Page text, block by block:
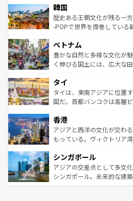
はコンテンツ一覧
いる。アクティビティも充
ビング、ハイキングなど、
い。オーストラリアの多彩
参照してほしい。
ン）、静ひつな山岳地帯で
と山間の静けさが共存して
驚きをもたらしてくれる。
容にもいいと評判のスイー
が味わえる。 なお、新
照してほしい。
韓国
歴史ある王朝文化が残る一
-POPで世界を席巻している
き、地方に足を延ばせば四
できる。そして、キムチや
まで、さまざまな韓国料理
リティに包まれながら、韓
わってみてほ
覧を参照してほしい。
ベトナム
豊かな自然と多様な文化が
く伸びる国土には、広大な
急速な発展と共に伝統が息
ーチミン市のフランス統治
醸し出している。また、バ
とつ。フォーやバインミー
ひ現地で味わいたい。どの
が旅行者を迎えてくれるの
参照してほしい。
タイ
タイは、東南アジアに位置
国だ。首都バンコクは高層
の活気が交差している。北
帯で自然と触れ合い、南部
いビーチでリゾート気分を
激する。気候は一年中温暖
が待っている。親しみやす
た文化、そして多様な観光
香港
アジアと西洋の文化が交わ
もっている。ヴィクトリア
み、どこを訪れても感動す
ており、効率よく見どころ
うな絶景から文化的な体験
シンガポール
アジアの交差点として多文
シンガポール。未来的な建